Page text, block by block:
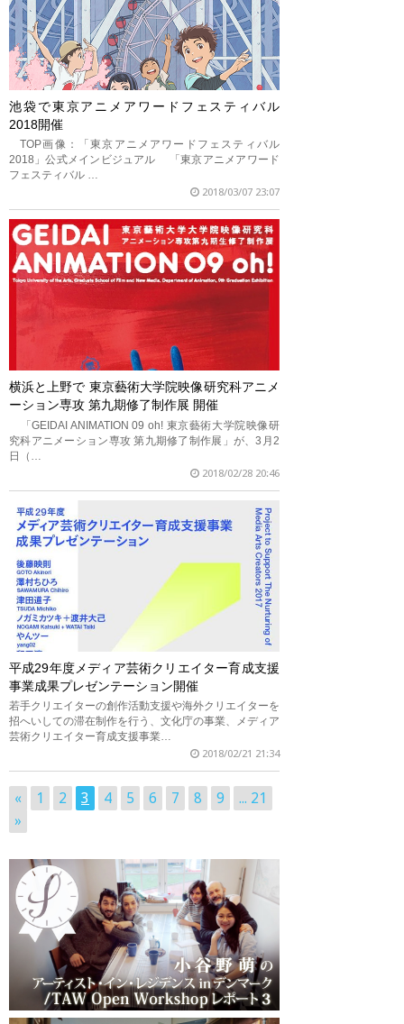
池袋で東京アニメアワードフェスティバル
2018開催
TOP画像：「東京アニメアワードフェスティバル
2018」公式メインビジュアル 「東京アニメアワード
フェスティバル …
2018/03/07 23:07
横浜と上野で 東京藝術大学院映像研究科アニメ
ーション専攻 第九期修了制作展 開催
「GEIDAI ANIMATION 09 oh! 東京藝術大学院映像研
究科アニメーション専攻 第九期修了制作展」が、3月2
日（…
2018/02/28 20:46
平成29年度メディア芸術クリエイター育成支援
事業成果プレゼンテーション開催
若手クリエイターの創作活動支援や海外クリエイターを
招へいしての滞在制作を行う、文化庁の事業、メディア
芸術クリエイター育成支援事業…
2018/02/21 21:34
« 1 2 3 4 5 6 7 8 9
... 21
»